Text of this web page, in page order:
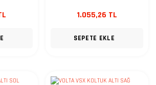
1.055,26 TL
SEPETE EKLE